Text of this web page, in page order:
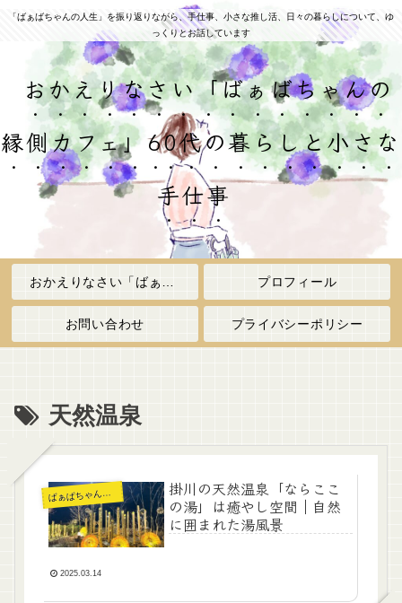
「ばぁばちゃんの人生」を振り返りながら、手仕事、小さな推し活、日々の暮らしについて、ゆ
っくりとお話しています
おかえりなさい「ばぁばちゃんの
縁側カフェ」60代の暮らしと小さな
手仕事
プロフィール
お問い合わせ プライバシーポリシー
天然温泉
ばぁばちゃんの暮らし
掛川の天然温泉「ならここ
の湯」は癒やし空間｜自然
に囲まれた湯風景
2025.03.14